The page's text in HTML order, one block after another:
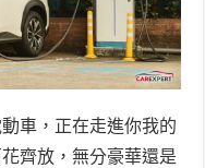
車，正在走進你我的
齊放，無分豪華還是